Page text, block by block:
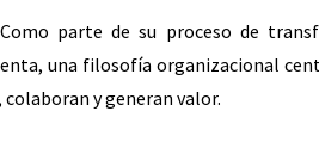
parte de su proceso de
una filosofía organizacional
y generan valor.